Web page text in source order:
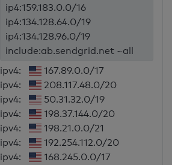
ip4:159.183.0.0/16
ip4:134.128.64.0/19
ip4:134.128.96.0/19
include:ab.sendgrid.net ~all
ipv4:
167.89.0.0/17
ipv4:
208.117.48.0/20
ipv4:
50.31.32.0/19
ipv4:
198.37.144.0/20
ipv4:
198.21.0.0/21
ipv4:
192.254.112.0/20
ipv4:
168.245.0.0/17